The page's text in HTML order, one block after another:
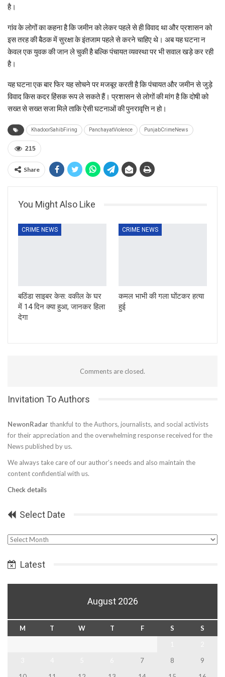
है।
गांव के लोगों का कहना है कि जमीन को लेकर पहले से ही विवाद था और प्रशासन को
इस तरह की बैठक में सुरक्षा के इंतजाम पहले से करने चाहिए थे। अब यह घटना न
केवल एक युवक की जान ले चुकी है बल्कि पंचायत व्यवस्था पर भी सवाल खड़े कर रही
है।
यह घटना एक बार फिर यह सोचने पर मजबूर करती है कि पंचायत और जमीन से जुड़े
विवाद किस कदर हिंसक रूप ले सकते हैं। प्रशासन से लोगों की मांग है कि दोषी को
सख्त से सख्त सजा मिले ताकि ऐसी घटनाओं की पुनरावृत्ति न हो।
KhadoorSahibFiring PanchayatViolence PunjabCrimeNews
215
Share
You Might Also Like
CRIME NEWS
बठिंडा साइबर केस: वकील के घर
में 14 दिन क्या हुआ, जानकर हिला
देगा
CRIME NEWS
कमल भाभी की गला घोंटकर हत्या
हुई
Comments are closed.
Invitation To Authors
NewonRadar thankful to the Authors, journalists, and social activists
for their appreciation and the overwhelming response received for the
News published by us.
We always take care of our author’s needs and also maintain the
content confidential with us.
Check details
Select Date
Select
Latest
August 2026
M T W T F S
S
7 8
9